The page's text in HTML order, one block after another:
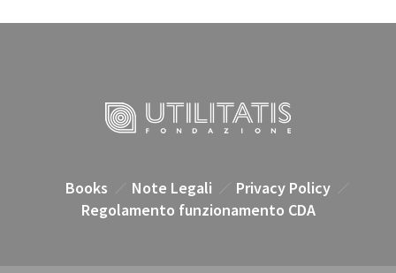
Books Note Legali
Privacy Policy
Regolamento funzionamento CDA